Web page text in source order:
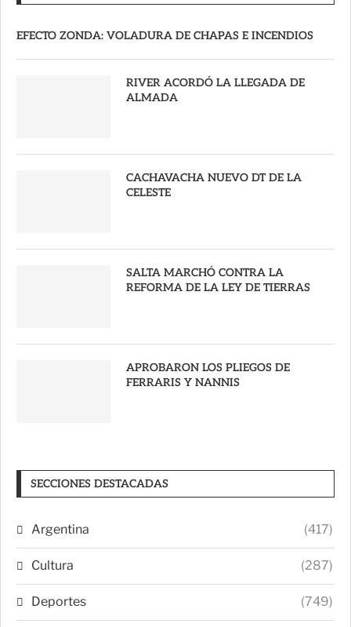
EFECTO ZONDA: VOLADURA DE CHAPAS E INCENDIOS
RIVER ACORDÓ LA LLEGADA DE
ALMADA
CACHAVACHA NUEVO DT DE LA
CELESTE
SALTA MARCHÓ CONTRA LA
REFORMA DE LA LEY DE TIERRAS
APROBARON LOS PLIEGOS DE
FERRARIS Y NANNIS
SECCIONES DESTACADAS
Argentina (417)
Cultura (287)
Deportes (749)